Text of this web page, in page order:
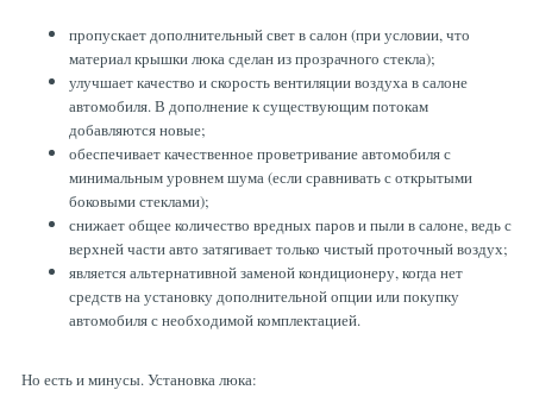
пропускает дополнительный свет в салон (при условии, что
материал крышки люка сделан из прозрачного стекла);
улучшает качество и скорость вентиляции воздуха в салоне
автомобиля. В дополнение к существующим потокам
добавляются новые;
обеспечивает качественное проветривание автомобиля с
минимальным уровнем шума (если сравнивать с открытыми
боковыми стеклами);
снижает общее количество вредных паров и пыли в салоне, ведь с
верхней части авто затягивает только чистый проточный воздух;
является альтернативной заменой кондиционеру, когда нет
средств на установку дополнительной опции или покупку
автомобиля с необходимой комплектацией.
Но есть и минусы. Установка люка: